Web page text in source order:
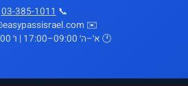
📞
03-385-1011
✉️ office@easypassisrael.com
🕐 א׳–ה׳ 09:00–17:00 | ו׳ 09:00–13:00